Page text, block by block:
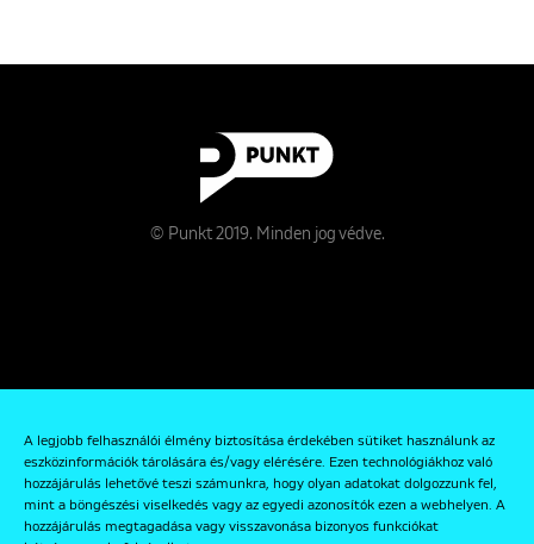
A legjobb felhasználói élmény biztosítása érdekében sütiket használunk az
eszközinformációk tárolására és/vagy elérésére. Ezen technológiákhoz való
hozzájárulás lehetővé teszi számunkra, hogy olyan adatokat dolgozzunk fel,
mint a böngészési viselkedés vagy az egyedi azonosítók ezen a webhelyen. A
hozzájárulás megtagadása vagy visszavonása bizonyos funkciókat
© Punkt 2019. Minden jog védve.
Kapcsolat
Adatkezelési és Adatvédelmi Szabályzat